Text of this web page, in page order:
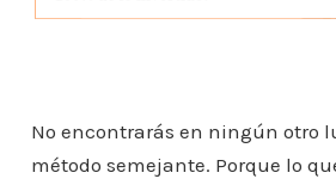
No encontrarás en ningún otro
método semejante. Porque lo